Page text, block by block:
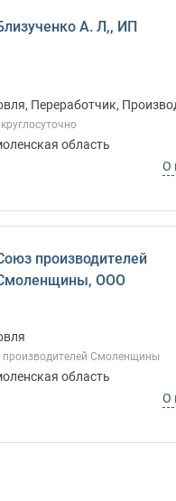
А. Л,, ИП
Переработчик,
область
О
производителей
ООО
Смоленщины
область
О